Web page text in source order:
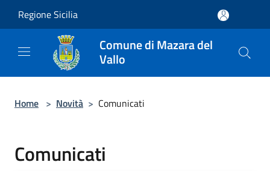
Regione Sicilia
Comune di Mazara del
Vallo
Home > Novità > Comunicati
Comunicati